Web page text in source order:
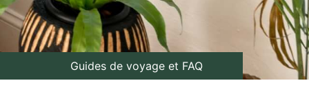
Guides de voyage et FAQ